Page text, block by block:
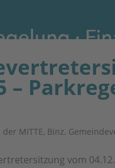
–
der MITTE, Binz,
vom